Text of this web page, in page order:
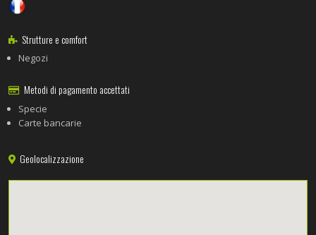
Strutture e comfort
Negozi
Metodi di pagamento accettati
Specie
Carte bancarie
Geolocalizzazione